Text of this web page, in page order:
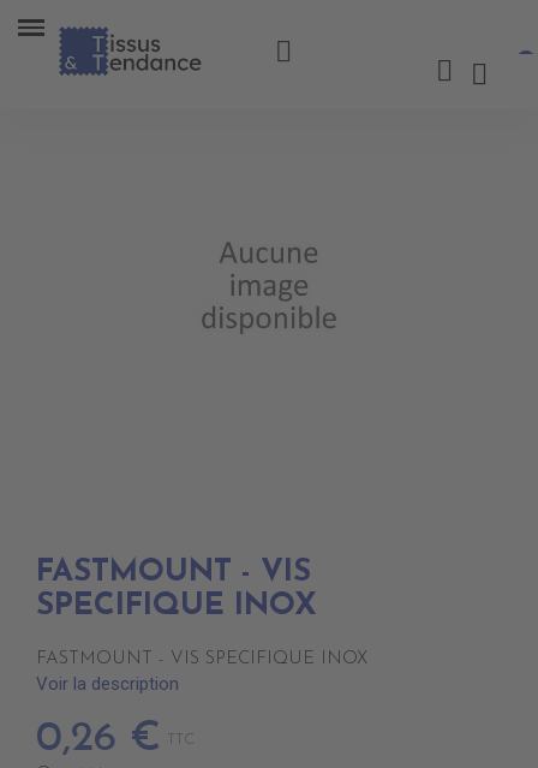
FASTMOUNT - VIS
SPECIFIQUE INOX
FASTMOUNT - VIS SPECIFIQUE INOX
Voir la description
0,26 € TTC